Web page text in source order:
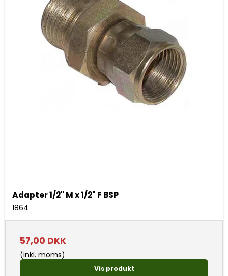
Adapter 1/2" M x 1/2" F BSP
1864
57,00 DKK
(inkl. moms)
Vis produkt